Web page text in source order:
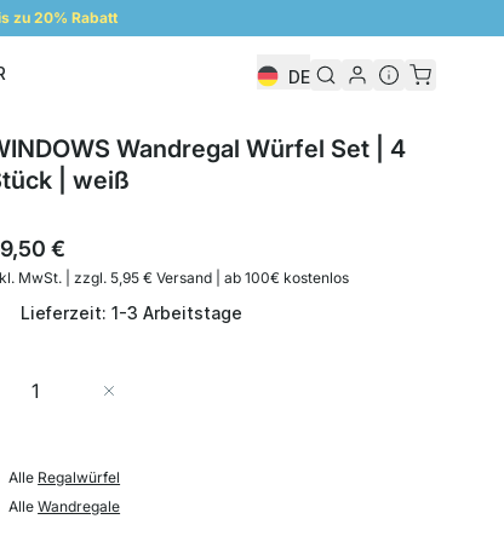
zu 20% Rabatt
DE
Wandregal Würfel Set | 4
| weiß
€
MwSt. | zzgl. 5,95 € Versand | ab 100€ kostenlos
Lieferzeit: 1-3 Arbeitstage
Alle Regalwürfel
AlleWandregale